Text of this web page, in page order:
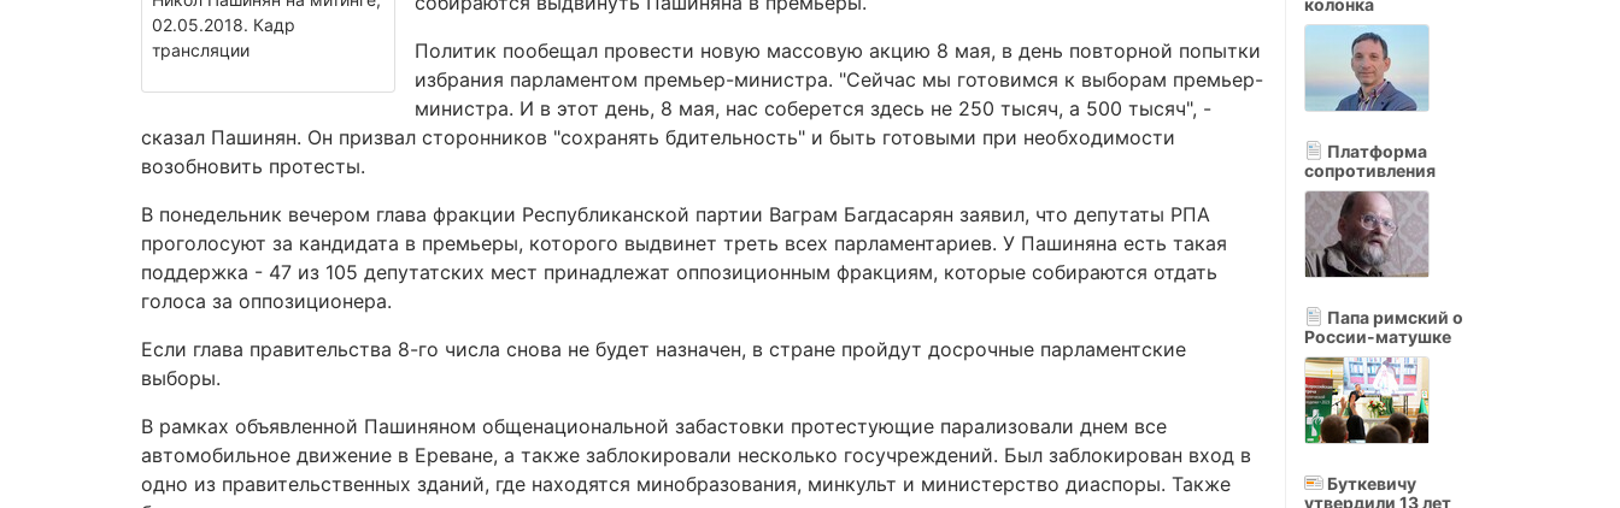
02.05.2018. Кадр
трансляции
Политик пообещал провести новую массовую акцию 8 мая, в день повторной попытки
избрания парламентом премьер-министра. "Сейчас мы готовимся к выборам премьер-
министра. И в этот день, 8 мая, нас соберется здесь не 250 тысяч, а 500 тысяч", -
сказал Пашинян. Он призвал сторонников "сохранять бдительность" и быть готовыми при необходимости
возобновить протесты.
В понедельник вечером глава фракции Республиканской партии Ваграм Багдасарян заявил, что депутаты РПА
проголосуют за кандидата в премьеры, которого выдвинет треть всех парламентариев. У Пашиняна есть такая
поддержка - 47 из 105 депутатских мест принадлежат оппозиционным фракциям, которые собираются отдать
голоса за оппозиционера.
Если глава правительства 8-го числа снова не будет назначен, в стране пройдут досрочные парламентские
выборы.
В рамках объявленной Пашиняном общенациональной забастовки протестующие парализовали днем все
автомобильное движение в Ереване, а также заблокировали несколько госучреждений. Был заблокирован вход в
одно из правительственных зданий, где находятся минобразования, минкульт и министерство диаспоры. Также
колонка
Платформа
сопротивления
Папа римский о
России-матушке
Буткевичу
утвердили 13 лет